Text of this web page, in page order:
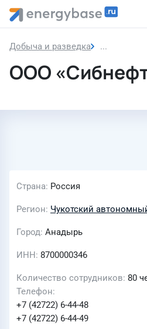
Добыча и разведка ООО
ООО
Страна Россия
Регион Чукотский
Город Анадырь
ИНН 8700000346
Количество сотрудников 80
Телефон
+7 (42722) 6-44-48
+7 (42722) 6-44-49